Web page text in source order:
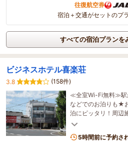
往復航空券
宿泊＋交通がセットのプ
すべての宿泊プランを
ビジネスホテル喜楽荘
3.8
(158件)
≪全室Wi-Fi無料≫駅
などでのお泊りも★
泊にピッタリ！周辺
歩5分、スーパー：徒
5時間前に予約さ